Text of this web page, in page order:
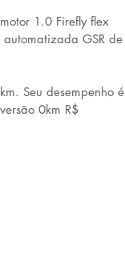
1.0 Firefly flex
GSR de
Seu desempenho é
0km R$